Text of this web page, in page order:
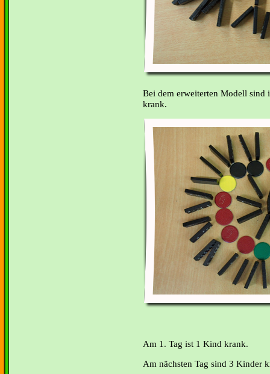
Bei dem erweiterten Modell sind
krank.
Am 1. Tag ist 1 Kind krank.
Am nächsten Tag sind 3 Kinder